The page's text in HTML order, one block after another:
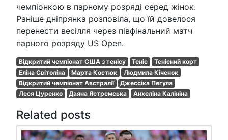
чемпіонкою в парному розряді серед жінок.
Раніше дніпрянка розповіла, що їй довелося
перенести весілля через півфінальний матч
парного розряду US Open.
Відкритий чемпіонат США з тенісу Теніс
Тенісний корт
Еліна Світоліна
Марта Костюк
Людмила Кіченок
Відкритий чемпіонат Австралії
Джессіка Пегула
Леся Цуренко
Даяна Ястремська Анхеліна Калініна
Related posts